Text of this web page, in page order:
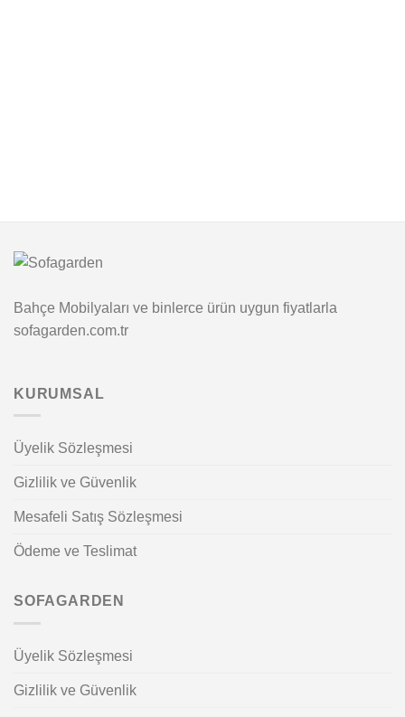
Bahçe Mobilyaları ve binlerce ürün uygun fiyatlarla
sofagarden.com.tr
KURUMSAL
Üyelik Sözleşmesi
Gizlilik ve Güvenlik
Mesafeli Satış Sözleşmesi
Ödeme ve Teslimat
SOFAGARDEN
Üyelik Sözleşmesi
Gizlilik ve Güvenlik